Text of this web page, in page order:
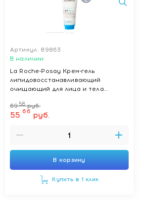
Артикул: 89863
В наличии
La Roche-Posay Крем-гель
липидовосстанавливающий
очищающий для лица и тела
Lipikar Syndet АP+ 200мл
6958 руб.
55 66 руб.
В корзину
Купить в 1 клик